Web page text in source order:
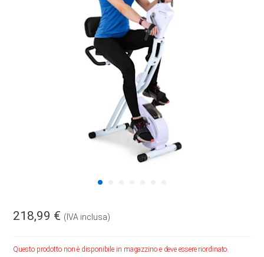
218,99 € (IVA inclusa)
Questo prodotto non è disponibile in magazzino e deve essere riordinato.